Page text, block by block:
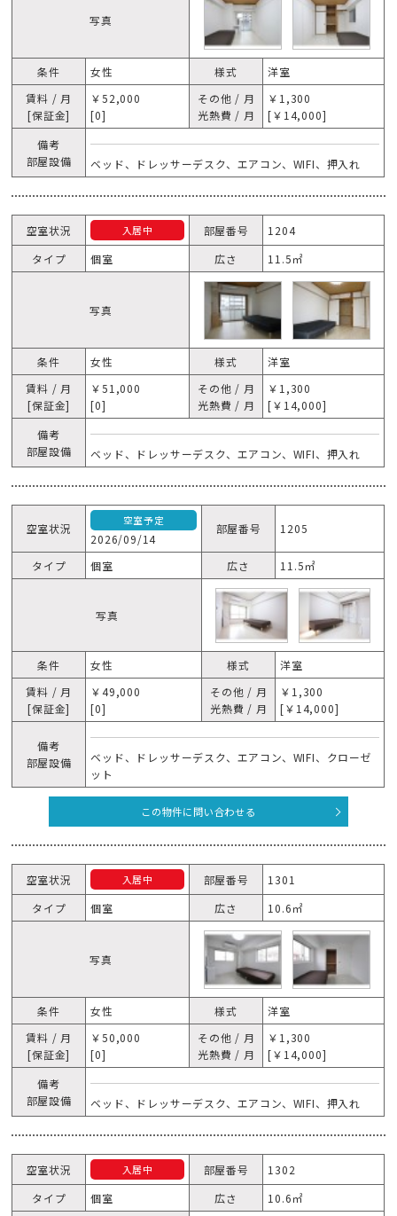
写真
条件 女性 様式
洋室
賃料 / 月
[保証金]
￥52,000
[0]
その他 / 月
光熱費 / 月
￥1,300
[￥14,000]
備考
部屋設備
ベッド、ドレッサーデスク、エアコン、WIFI、押入れ
空室状況 入居中 部屋番号
1204
タイプ
個室 広さ 11.5㎡
写真
条件 女性 様式
洋室
賃料 / 月
[保証金]
￥51,000
[0]
その他 / 月
光熱費 / 月
￥1,300
[￥14,000]
備考
部屋設備
ベッド、ドレッサーデスク、エアコン、WIFI、押入れ
空室状況
空室予定
2026/09/14
部屋番号 1205
タイプ 個室 広さ 11.5㎡
写真
条件 女性 様式
洋室
賃料 / 月
[保証金]
￥49,000
[0]
その他 / 月
光熱費 / 月
￥1,300
[￥14,000]
備考
部屋設備
ベッド、ドレッサーデスク、エアコン、WIFI、クローゼ
ット
この物件に問い合わせる
空室状況 入居中 部屋番号
1301
タイプ
個室 広さ 10.6㎡
写真
条件 女性 様式
洋室
賃料 / 月
[保証金]
￥50,000
[0]
その他 / 月
光熱費 / 月
￥1,300
[￥14,000]
備考
部屋設備
ベッド、ドレッサーデスク、エアコン、WIFI、押入れ
空室状況 入居中 部屋番号
1302
タイプ
個室 広さ 10.6㎡